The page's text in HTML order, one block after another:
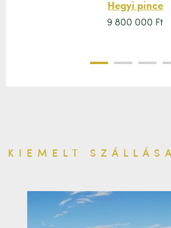
Hegyi pince
9 800 000 Ft
KIEMELT